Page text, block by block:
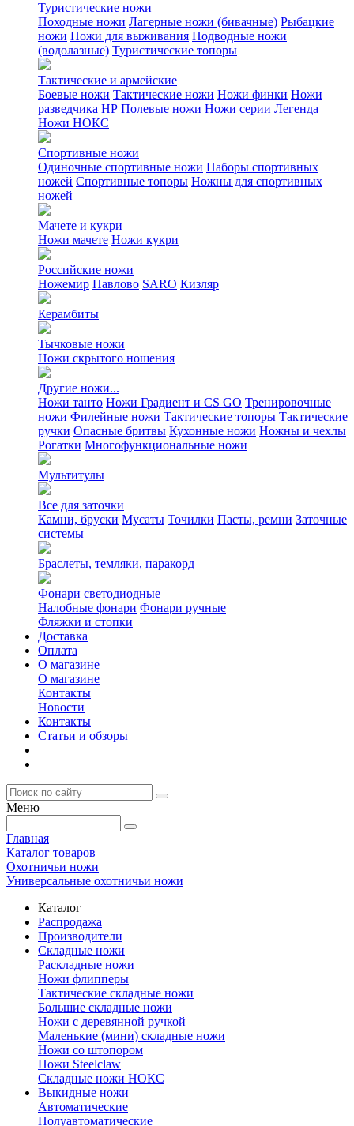
Туристические ножи
Походные ножи Лагерные ножи (бивачные) Рыбацкие
ножи Ножи для выживания Подводные ножи
(водолазные) Туристические топоры
Тактические и армейские
Боевые ножи Тактические ножи Ножи финки Ножи
разведчика НР Полевые ножи Ножи серии Легенда
Ножи НОКС
Спортивные ножи
Одиночные спортивные ножи Наборы спортивных
ножей Спортивные топоры Ножны для спортивных
ножей
Мачете и кукри
Ножи мачете Ножи кукри
Российские ножи
Ножемир Павлово SARO Кизляр
Керамбиты
Тычковые ножи
Ножи скрытого ношения
Другие ножи...
Ножи танто Ножи Градиент и CS GO Тренировочные
ножи Филейные ножи Тактические топоры Тактические
ручки Опасные бритвы Кухонные ножи Ножны и чехлы
Рогатки Многофункциональные ножи
Мультитулы
Все для заточки
Камни, бруски Мусаты Точилки Пасты, ремни Заточные
системы
Браслеты, темляки, паракорд
Фонари светодиодные
Налобные фонари Фонари ручные
Фляжки и стопки
Доставка
Оплата
О магазине
О магазине
Контакты
Новости
Контакты
Статьи и обзоры
Меню
Главная
Каталог товаров
Охотничьи ножи
Универсальные охотничьи ножи
Каталог
Распродажа
Производители
Складные ножи
Раскладные ножи
Ножи флипперы
Тактические складные ножи
Большие складные ножи
Ножи с деревянной ручкой
Маленькие (мини) складные ножи
Ножи со штопором
Ножи Steelclaw
Складные ножи НОКС
Выкидные ножи
Автоматические
Полуавтоматические